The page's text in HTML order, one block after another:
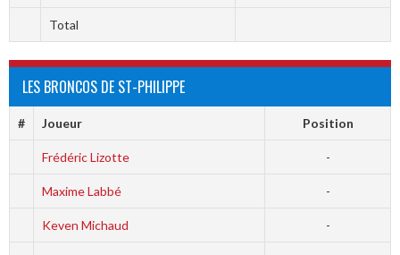
Total
LES BRONCOS DE ST-PHILIPPE
# Joueur Position
Frédéric Lizotte -
Maxime Labbé -
Keven Michaud -